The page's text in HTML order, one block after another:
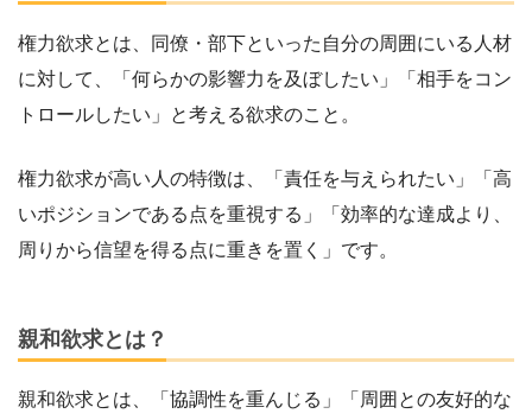
権力欲求とは、同僚・部下といった自分の周囲にいる人材
に対して、「何らかの影響力を及ぼしたい」「相手をコン
トロールしたい」と考える欲求のこと。
権力欲求が高い人の特徴は、「責任を与えられたい」「高
いポジションである点を重視する」「効率的な達成より、
周りから信望を得る点に重きを置く」です。
親和欲求とは？
親和欲求とは、「協調性を重んじる」「周囲との友好的な